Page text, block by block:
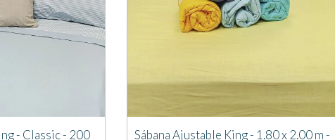
- Classic - 200
Sábana Ajustable King - 1.80 x 2.00 m -